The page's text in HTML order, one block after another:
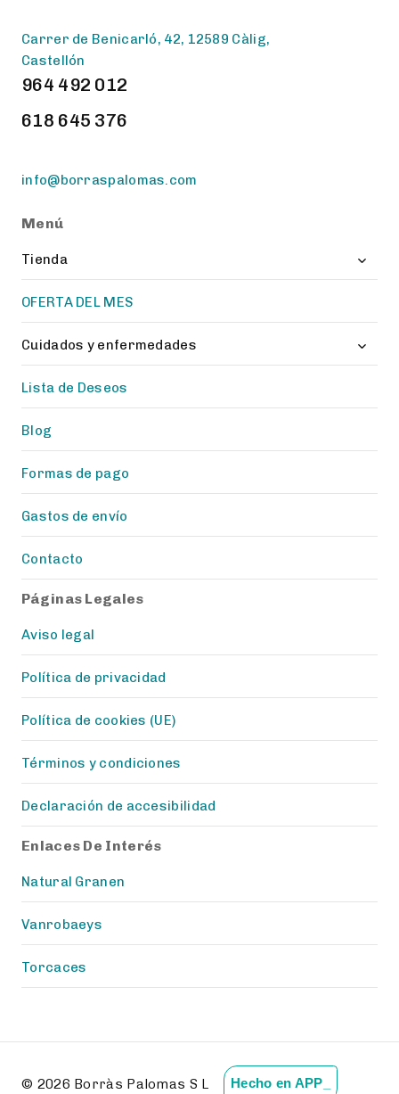
Carrer de Benicarló, 42, 12589 Càlig,
Castellón
964 492 012
618 645 376
info@borraspalomas.com
Menú
Tienda
Toggle
OFERTA DEL MES
Cuidados y enfermedades
Toggle
Lista de Deseos
Blog
Formas de pago
Gastos de envío
Contacto
Páginas Legales
Aviso legal
Política de privacidad
Política de cookies (UE)
Términos y condiciones
Declaración de accesibilidad
Enlaces De Interés
Natural Granen
Vanrobaeys
Torcaces
© 2026 Borràs Palomas S L Hecho en APP_